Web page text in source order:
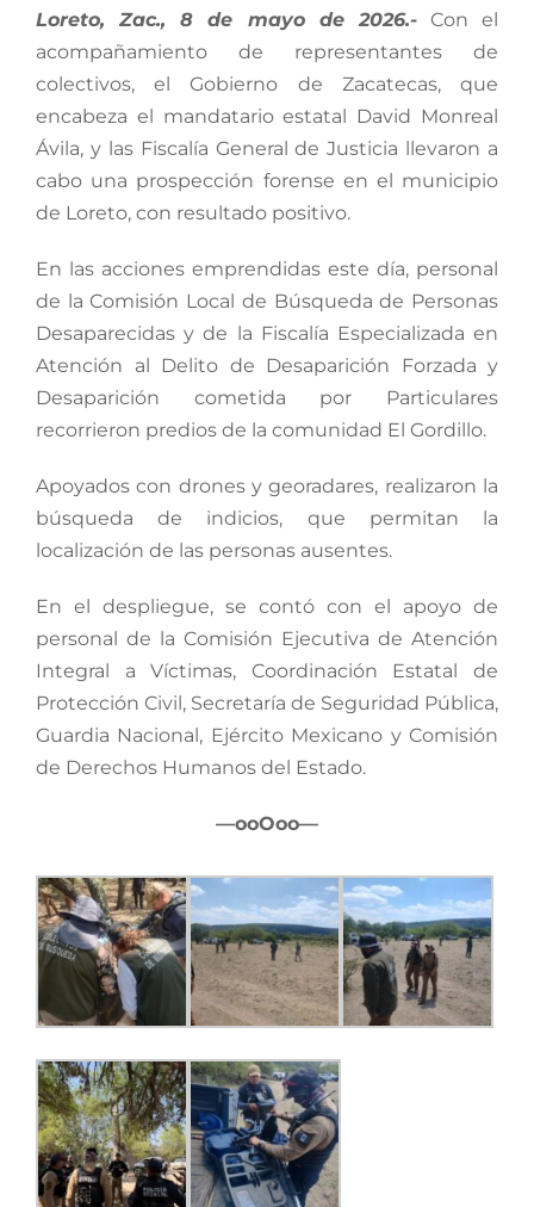
Loreto, Zac., 8 de mayo de 2026.-Con el
acompañamiento de representantes de
colectivos, el Gobierno de Zacatecas, que
encabeza el mandatario estatal David Monreal
Ávila, y las Fiscalía General de Justicia llevaron a
cabo una prospección forense en el municipio
de Loreto, con resultado positivo.
En las acciones emprendidas este día, personal
de la Comisión Local de Búsqueda de Personas
Desaparecidas y de la Fiscalía Especializada en
Atención al Delito de Desaparición Forzada y
Desaparición cometida por Particulares
recorrieron predios de la comunidad El Gordillo.
Apoyados con drones y georadares, realizaron la
búsqueda de indicios, que permitan la
localización de las personas ausentes.
En el despliegue, se contó con el apoyo de
personal de la Comisión Ejecutiva de Atención
Integral a Víctimas, Coordinación Estatal de
Protección Civil, Secretaría de Seguridad Pública,
Guardia Nacional, Ejército Mexicano y Comisión
de Derechos Humanos del Estado.
—ooOoo—